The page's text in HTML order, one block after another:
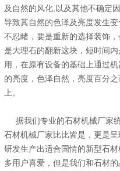
及自然的风化,以及其他不确定
导致其自然的色泽及亮度发生
不忍睹，要是重新的选择装饰
是大理石的翻新这块，短时间
用，在原有设备的基础上通过
的亮度，色泽自然，亮度百分
上。
据我们专业的石材机械厂家
石材机械厂家比比皆是，更是
研发生产出适合国情的新型石
多用户喜爱，但是我们和石材